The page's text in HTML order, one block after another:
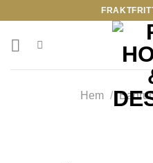
content
Hem /